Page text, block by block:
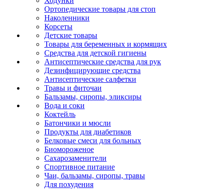
Ортопедические товары для стоп
Наколенники
Корсеты
Детские товары
Товары для беременных и кормящих
Средства для детской гигиены
Антисептические средства для рук
Дезинфицирующие средства
Антисептические салфетки
Травы и фиточаи
Бальзамы, сиропы, эликсиры
Вода и соки
Коктейль
Батончики и мюсли
Продукты для диабетиков
Белковые смеси для больных
Биомороженое
Сахарозаменители
Спортивное питание
Чаи, бальзамы, сиропы, травы
Для похудения